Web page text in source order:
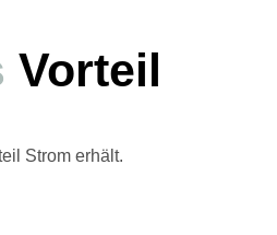
Vorteil
Strom erhält.